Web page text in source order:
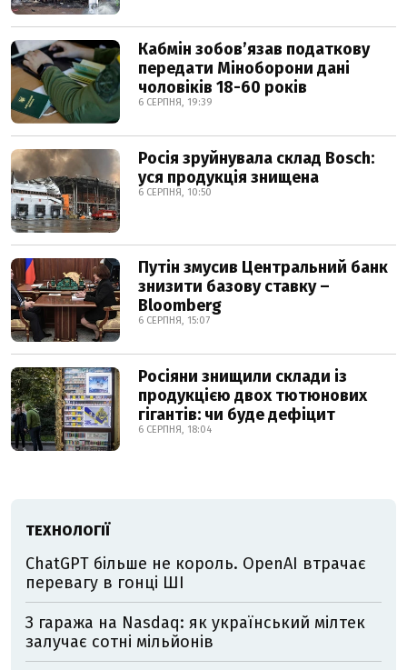
Кабмін зобовʼязав податкову
передати Міноборони дані
чоловіків 18-60 років
6 СЕРПНЯ, 19:39
Росія зруйнувала склад Bosch:
уся продукція знищена
6 СЕРПНЯ, 10:50
Путін змусив Центральний банк
знизити базову ставку –
Bloomberg
6 СЕРПНЯ, 15:07
Росіяни знищили склади із
продукцією двох тютюнових
гігантів: чи буде дефіцит
6 СЕРПНЯ, 18:04
ТЕХНОЛОГІЇ
ChatGPT більше не король. OpenAI втрачає
перевагу в гонці ШІ
З гаража на Nasdaq: як український мілтек
залучає сотні мільйонів